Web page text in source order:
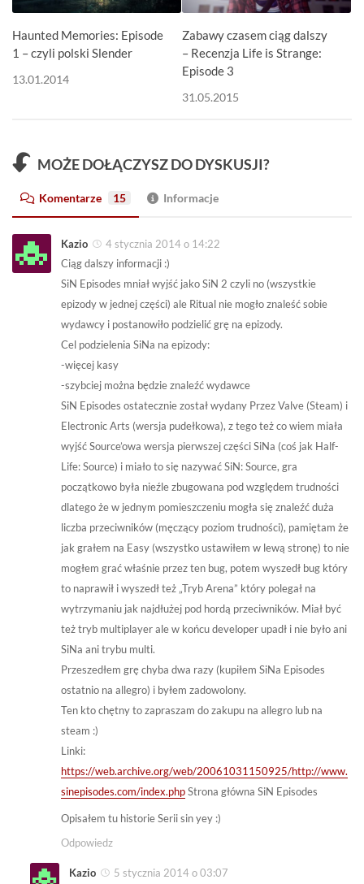
Haunted Memories: Episode
1 – czyli polski Slender
13.01.2014
Zabawy czasem ciąg dalszy
– Recenzja Life is Strange:
Episode 3
31.05.2015
MOŻE DOŁĄCZYSZ DO DYSKUSJI?
Komentarze 15 Informacje
Kazio
4 stycznia 2014 o 14:22
Ciąg dalszy informacji :)
SiN Episodes mniał wyjść jako SiN 2 czyli no (wszystkie
epizody w jednej części) ale Ritual nie mogło znaleść sobie
wydawcy i postanowiło podzielić grę na epizody.
Cel podzielenia SiNa na epizody:
-więcej kasy
-szybciej można będzie znaleźć wydawce
SiN Episodes ostatecznie został wydany Przez Valve (Steam) i
Electronic Arts (wersja pudełkowa), z tego też co wiem miała
wyjść Source’owa wersja pierwszej części SiNa (coś jak Half-
Life: Source) i miało to się nazywać SiN: Source, gra
początkowo była nieźle zbugowana pod względem trudności
dlatego że w jednym pomieszczeniu mogła się znaleźć duża
liczba przeciwników (męczący poziom trudności), pamiętam że
jak grałem na Easy (wszystko ustawiłem w lewą stronę) to nie
mogłem grać właśnie przez ten bug, potem wyszedł bug który
to naprawił i wyszedł też „Tryb Arena” który polegał na
wytrzymaniu jak najdłużej pod hordą przeciwników. Miał być
też tryb multiplayer ale w końcu developer upadł i nie było ani
SiNa ani trybu multi.
Przeszedłem grę chyba dwa razy (kupiłem SiNa Episodes
ostatnio na allegro) i byłem zadowolony.
Ten kto chętny to zapraszam do zakupu na allegro lub na
steam :)
Linki:
https://web.archive.org/web/20061031150925/http://www.
sinepisodes.com/index.phpStrona główna SiN Episodes
Opisałem tu historie Serii sin yey :)
Odpowiedz
Kazio
5 stycznia 2014 o 03:07